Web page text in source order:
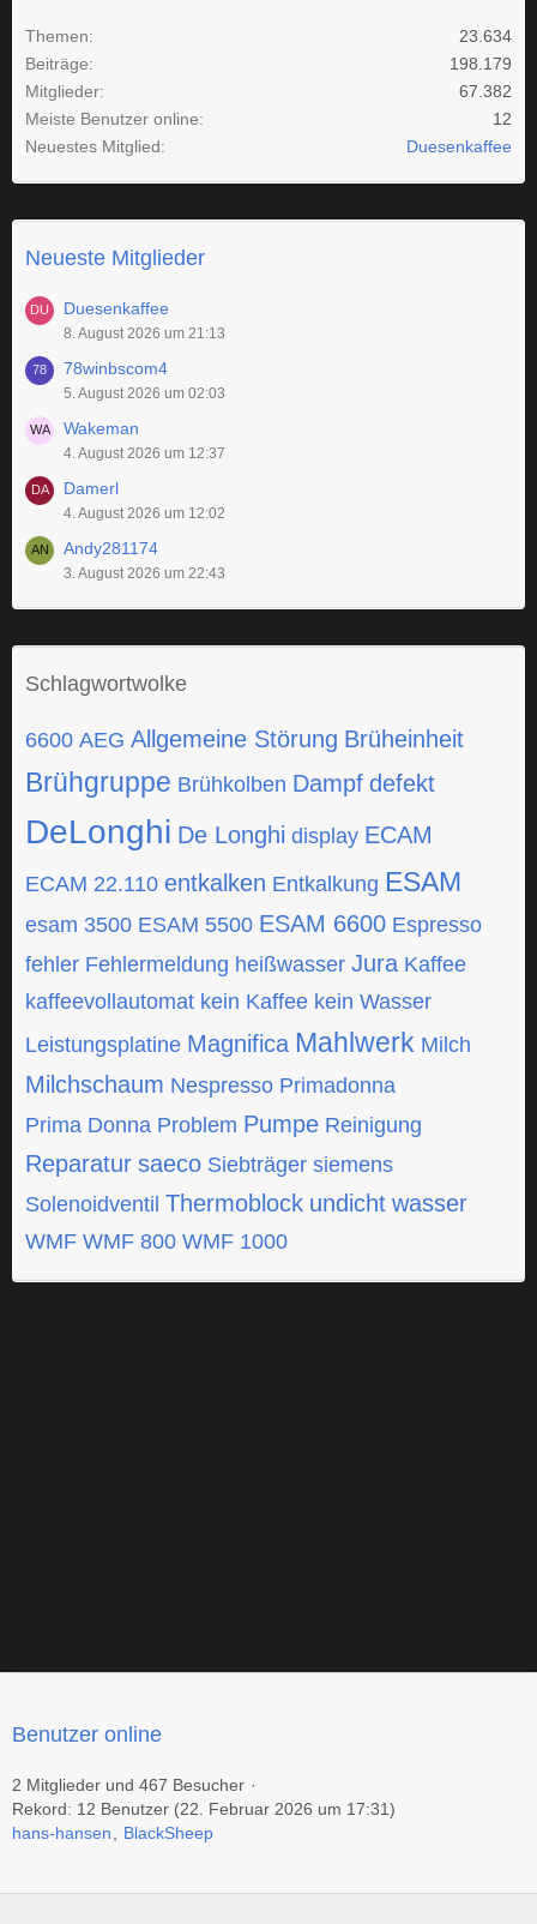
Themen
23.634
Beiträge
198.179
Mitglieder
67.382
Meiste Benutzer online
12
Neuestes Mitglied
Duesenkaffee
Neueste Mitglieder
Duesenkaffee
8. August 2026 um 21:13
78winbscom4
5. August 2026 um 02:03
Wakeman
4. August 2026 um 12:37
Damerl
4. August 2026 um 12:02
Andy281174
3. August 2026 um 22:43
Schlagwortwolke
6600 AEG Allgemeine Störung Brüheinheit
Brühgruppe Brühkolben Dampf defekt
DeLonghi De Longhi display ECAM
ECAM 22.110 entkalken Entkalkung ESAM
esam 3500 ESAM 5500 ESAM 6600 Espresso
fehler Fehlermeldung heißwasser Jura Kaffee
kaffeevollautomat kein Kaffee kein Wasser
Leistungsplatine Magnifica Mahlwerk Milch
Milchschaum Nespresso Primadonna
Prima Donna Problem Pumpe Reinigung
Reparatur saeco Siebträger siemens
Solenoidventil Thermoblock undicht wasser
WMF WMF 800 WMF 1000
Benutzer online
2 Mitglieder und 467 Besucher
Rekord: 12 Benutzer (22. Februar 2026 um 17:31)
hans-hansen
BlackSheep